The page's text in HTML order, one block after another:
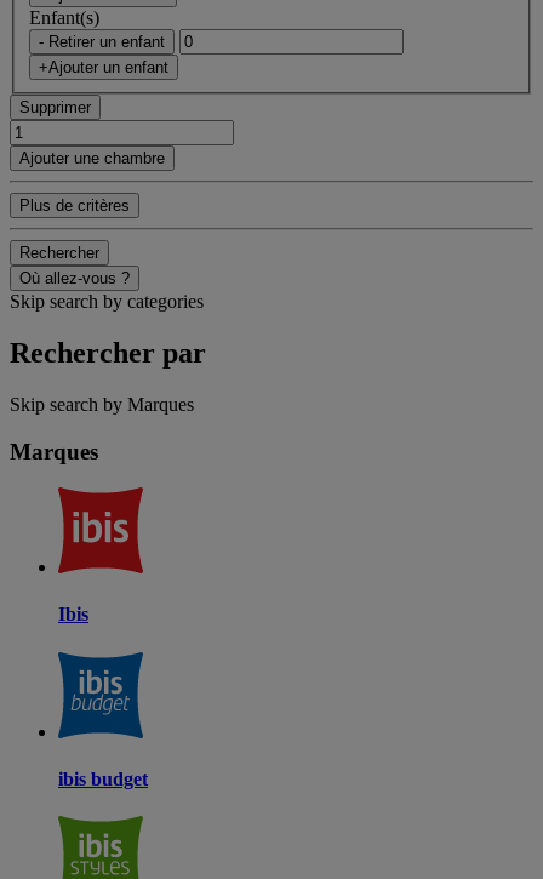
Enfant(s)
- Retirer un enfant
+Ajouter un enfant
Supprimer
Ajouter une chambre
Plus de critères
Rechercher
Où allez-vous ?
Skip search by categories
Rechercher par
Skip search by Marques
Marques
Ibis
ibis budget